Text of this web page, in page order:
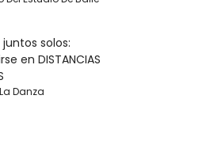
solos:
en DISTANCIAS
Danza